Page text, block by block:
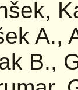
A.,
B.,